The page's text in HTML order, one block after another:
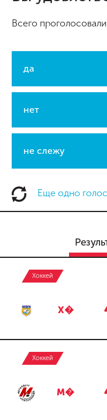
Всего
да
нет
не слежу
Еще одно
Хоккей
Х�
Хоккей
М�